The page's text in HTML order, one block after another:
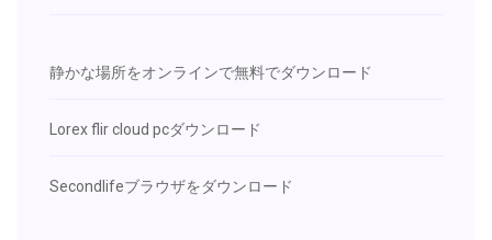
静かな場所をオンラインで無料でダウンロード
Lorex flir cloud pcダウンロード
Secondlifeブラウザをダウンロード